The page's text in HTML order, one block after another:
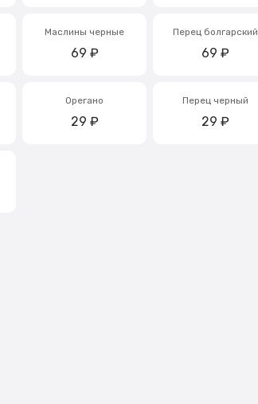
Маслины черные
69 ₽
Перец болгарский
69 ₽
Орегано
29 ₽
Перец черный
29 ₽